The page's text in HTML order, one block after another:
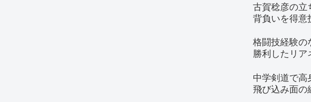
古賀稔彦の立
背負いを得意
格闘技経験の
勝利したリア
中学剣道で高
飛び込み面の